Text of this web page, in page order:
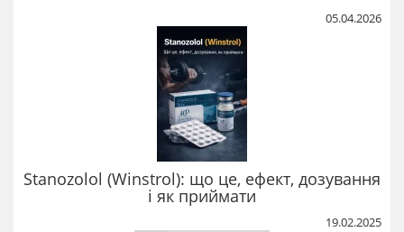
05.04.2026
Stanozolol (Winstrol): що це, ефект, дозування
і як приймати
19.02.2025